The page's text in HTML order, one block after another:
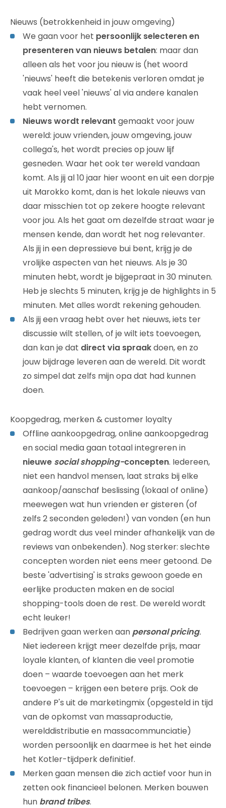
Nieuws (betrokkenheid in jouw omgeving)
We gaan voor het persoonlijk selecteren en
presenteren van nieuws betalen: maar dan
alleen als het voor jou nieuw is (het woord
'nieuws' heeft die betekenis verloren omdat je
vaak heel veel 'nieuws' al via andere kanalen
hebt vernomen.
Nieuws wordt relevant gemaakt voor jouw
wereld: jouw vrienden, jouw omgeving, jouw
collega's, het wordt precies op jouw lijf
gesneden. Waar het ook ter wereld vandaan
komt. Als jij al 10 jaar hier woont en uit een dorpje
uit Marokko komt, dan is het lokale nieuws van
daar misschien tot op zekere hoogte relevant
voor jou. Als het gaat om dezelfde straat waar je
mensen kende, dan wordt het nog relevanter.
Als jij in een depressieve bui bent, krijg je de
vrolijke aspecten van het nieuws. Als je 30
minuten hebt, wordt je bijgepraat in 30 minuten.
Heb je slechts 5 minuten, krijg je de highlights in 5
minuten. Met alles wordt rekening gehouden.
Als jij een vraag hebt over het nieuws, iets ter
discussie wilt stellen, of je wilt iets toevoegen,
dan kan je dat direct via spraakdoen, en zo
jouw bijdrage leveren aan de wereld. Dit wordt
zo simpel dat zelfs mijn opa dat had kunnen
doen.
Koopgedrag, merken & customer loyalty
Offline aankoopgedrag, online aankoopgedrag
en social media gaan totaal integreren in
nieuwe social shopping-concepten. Iedereen,
niet een handvol mensen, laat straks bij elke
aankoop/aanschaf beslissing (lokaal of online)
meewegen wat hun vrienden er gisteren (of
zelfs 2 seconden geleden!) van vonden (en hun
gedrag wordt dus veel minder afhankelijk van de
reviews van onbekenden). Nog sterker: slechte
concepten worden niet eens meer getoond. De
beste 'advertising' is straks gewoon goede en
eerlijke producten maken en de social
shopping-tools doen de rest. De wereld wordt
echt leuker!
Bedrijven gaan werken aan personal pricing.
Niet iedereen krijgt meer dezelfde prijs, maar
loyale klanten, of klanten die veel promotie
doen – waarde toevoegen aan het merk
toevoegen – krijgen een betere prijs. Ook de
andere P's uit de marketingmix (opgesteld in tijd
van de opkomst van massaproductie,
werelddistributie en massacommunciatie)
worden persoonlijk en daarmee is het het einde
het Kotler-tijdperk definitief.
Merken gaan mensen die zich actief voor hun in
zetten ook financieel belonen. Merken bouwen
hun brand tribes.